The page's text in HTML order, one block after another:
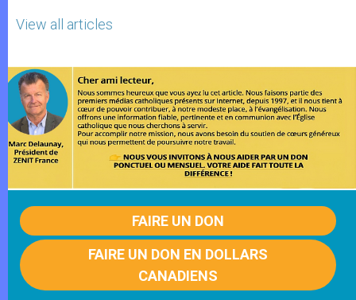
View all articles
FAIRE UN DON
FAIRE UN DON EN DOLLARS
CANADIENS